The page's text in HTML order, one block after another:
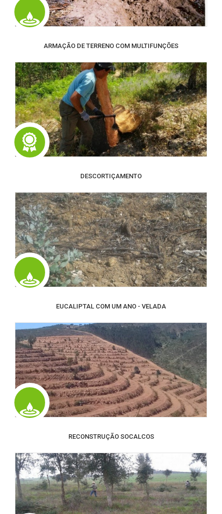
ARMAÇÃO DE TERRENO COM MULTIFUNÇÕES
DESCORTIÇAMENTO
EUCALIPTAL COM UM ANO - VELADA
RECONSTRUÇÃO SOCALCOS